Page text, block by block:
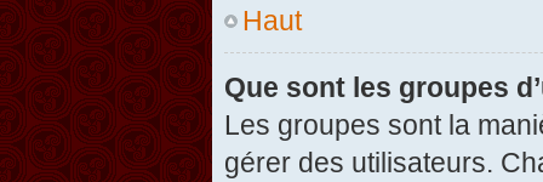
Haut
Que sont les groupes
Les groupes sont la
gérer des utilisateurs.